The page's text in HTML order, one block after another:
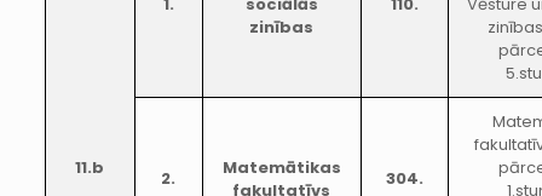
11.b
zinības
2.
Matemātikas
fakultatīvs
304.